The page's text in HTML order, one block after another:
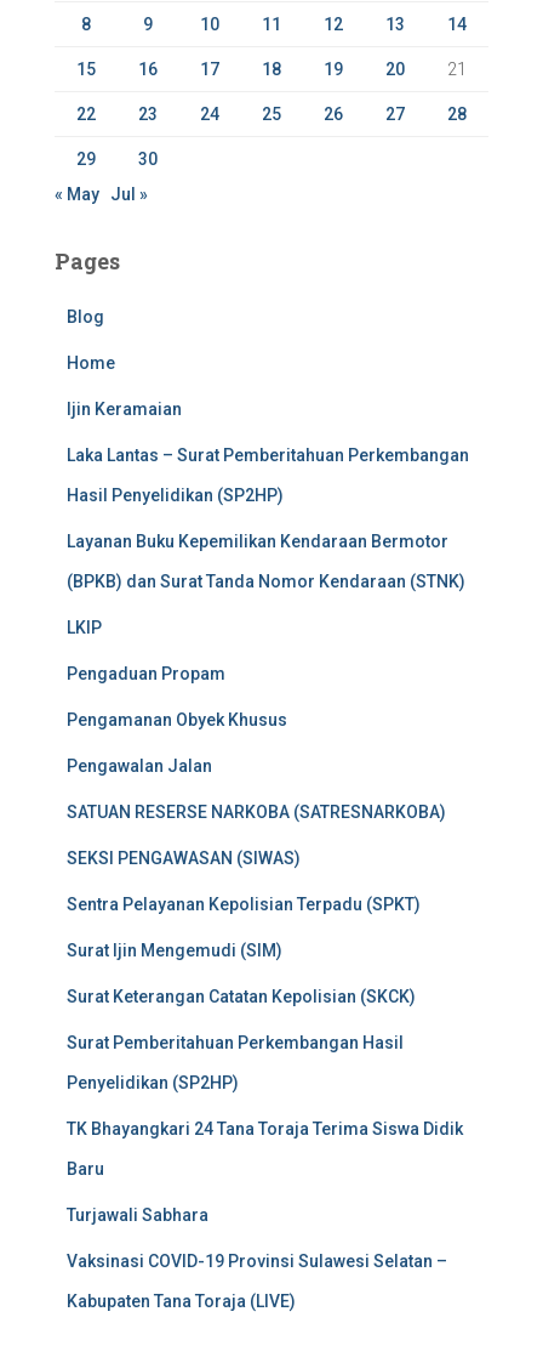
8 9 10 11 12 13 14
15 16 17 18 19 20 21
22 23 24 25 26 27 28
29
30
« May
Jul »
Pages
Blog
Home
Ijin Keramaian
Laka Lantas – Surat Pemberitahuan Perkembangan
Hasil Penyelidikan (SP2HP)
Layanan Buku Kepemilikan Kendaraan Bermotor
(BPKB) dan Surat Tanda Nomor Kendaraan (STNK)
LKIP
Pengaduan Propam
Pengamanan Obyek Khusus
Pengawalan Jalan
SATUAN RESERSE NARKOBA (SATRESNARKOBA)
SEKSI PENGAWASAN (SIWAS)
Sentra Pelayanan Kepolisian Terpadu (SPKT)
Surat Ijin Mengemudi (SIM)
Surat Keterangan Catatan Kepolisian (SKCK)
Surat Pemberitahuan Perkembangan Hasil
Penyelidikan (SP2HP)
TK Bhayangkari 24 Tana Toraja Terima Siswa Didik
Baru
Turjawali Sabhara
Vaksinasi COVID-19 Provinsi Sulawesi Selatan –
Kabupaten Tana Toraja (LIVE)